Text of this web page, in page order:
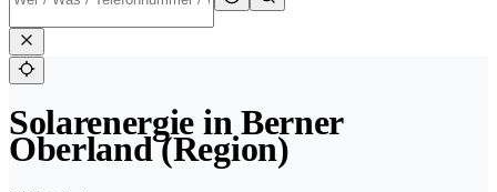
Solarenergie in Berner
Oberland (Region)